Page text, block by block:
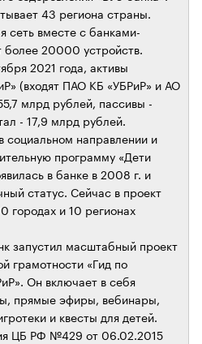
43 региона страны.
сеть вместе с банками-
более 20000 устройств.
2021 года, активы
(входят ПАО КБ «УБРиР» и АО
млрд рублей, пассивы -
- 17,9 млрд рублей.
социальном направлении и
программу «Дети
в банке в 2008 г. и
статус. Сейчас в проект
городах и 10 регионах
запустил масштабный проект
грамотности «Гид по
Он включает в себя
прямые эфиры, вебинары,
и квесты для детей.
ЦБ РФ №429 от 06.02.2015